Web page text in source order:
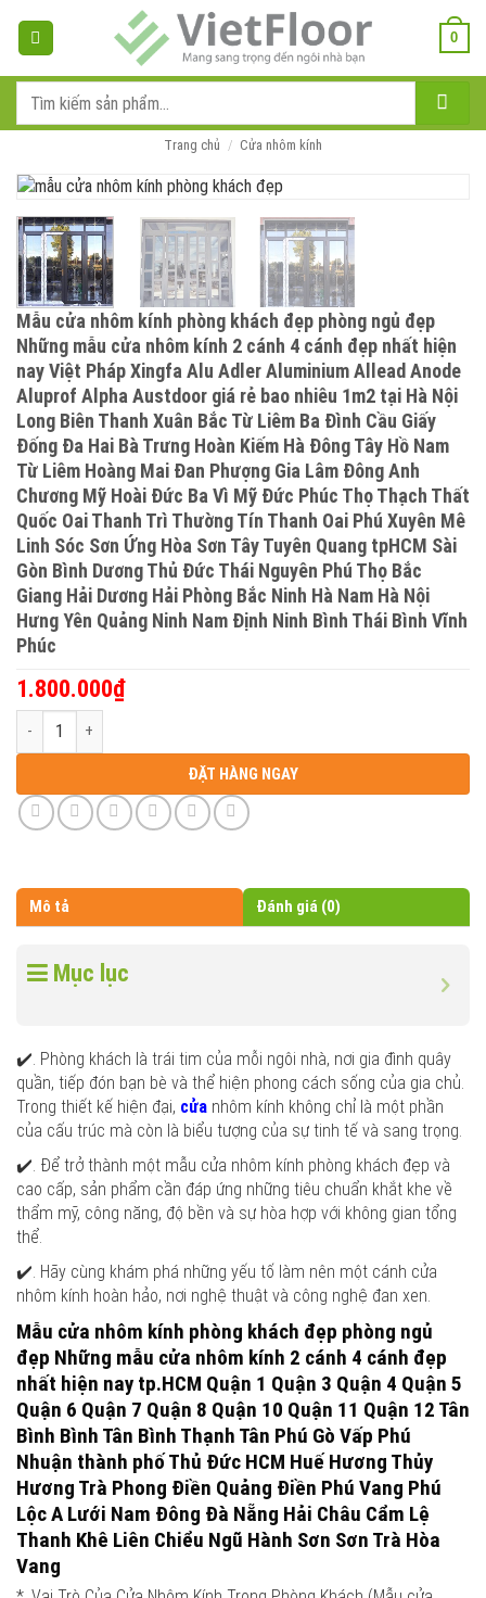
dung
0
kiếm:
Trang chủ / Cửa nhôm kính
Mẫu cửa nhôm kính phòng khách đẹp phòng ngủ đẹp
Những mẫu cửa nhôm kính 2 cánh 4 cánh đẹp nhất hiện
nay Việt Pháp Xingfa Alu Adler Aluminium Allead Anode
Aluprof Alpha Austdoor giá rẻ bao nhiêu 1m2 tại Hà Nội
Long Biên Thanh Xuân Bắc Từ Liêm Ba Đình Cầu Giấy
Đống Đa Hai Bà Trưng Hoàn Kiếm Hà Đông Tây Hồ Nam
Từ Liêm Hoàng Mai Đan Phượng Gia Lâm Đông Anh
Chương Mỹ Hoài Đức Ba Vì Mỹ Đức Phúc Thọ Thạch Thất
Quốc Oai Thanh Trì Thường Tín Thanh Oai Phú Xuyên Mê
Linh Sóc Sơn Ứng Hòa Sơn Tây Tuyên Quang tpHCM Sài
Gòn Bình Dương Thủ Đức Thái Nguyên Phú Thọ Bắc
Giang Hải Dương Hải Phòng Bắc Ninh Hà Nam Hà Nội
Hưng Yên Quảng Ninh Nam Định Ninh Bình Thái Bình Vĩnh
Phúc
1.800.000₫
ĐẶT HÀNG NGAY
Mô tả Đánh giá (0)
Mục lục
✔️. Phòng khách là trái tim của mỗi ngôi nhà, nơi gia đình quây
quần, tiếp đón bạn bè và thể hiện phong cách sống của gia chủ.
Trong thiết kế hiện đại, cửa nhôm kính không chỉ là một phần
của cấu trúc mà còn là biểu tượng của sự tinh tế và sang trọng.
✔️. Để trở thành một mẫu cửa nhôm kính phòng khách đẹp và
cao cấp, sản phẩm cần đáp ứng những tiêu chuẩn khắt khe về
thẩm mỹ, công năng, độ bền và sự hòa hợp với không gian tổng
thể.
✔️. Hãy cùng khám phá những yếu tố làm nên một cánh cửa
nhôm kính hoàn hảo, nơi nghệ thuật và công nghệ đan xen.
Mẫu cửa nhôm kính phòng khách đẹp phòng ngủ
đẹp Những mẫu cửa nhôm kính 2 cánh 4 cánh đẹp
nhất hiện nay tp.HCM Quận 1 Quận 3 Quận 4 Quận 5
Quận 6 Quận 7 Quận 8 Quận 10 Quận 11 Quận 12 Tân
Bình Bình Tân Bình Thạnh Tân Phú Gò Vấp Phú
Nhuận thành phố Thủ Đức HCM Huế Hương Thủy
Hương Trà Phong Điền Quảng Điền Phú Vang Phú
Lộc A Lưới Nam Đông Đà Nẵng Hải Châu Cẩm Lệ
Thanh Khê Liên Chiểu Ngũ Hành Sơn Sơn Trà Hòa
Vang